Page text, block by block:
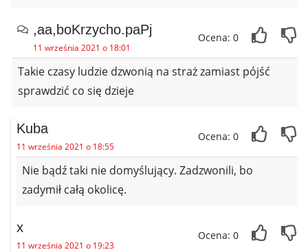
,aa,boKrzycho.paPj
11 września 2021 o 18:01
Ocena: 0
Takie czasy ludzie dzwonią na straż zamiast pójść
sprawdzić co się dzieje
Kuba
11 września 2021 o 18:55
Ocena: 0
Nie bądź taki nie domyślujący. Zadzwonili, bo
zadymił całą okolicę.
x
11 września 2021 o 19:23
Ocena: 0